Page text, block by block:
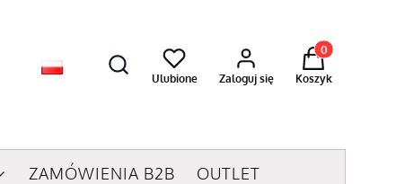
Ulubione Zaloguj się
Produkty w
Koszyk
ZAMÓWIENIA B2B OUTLET